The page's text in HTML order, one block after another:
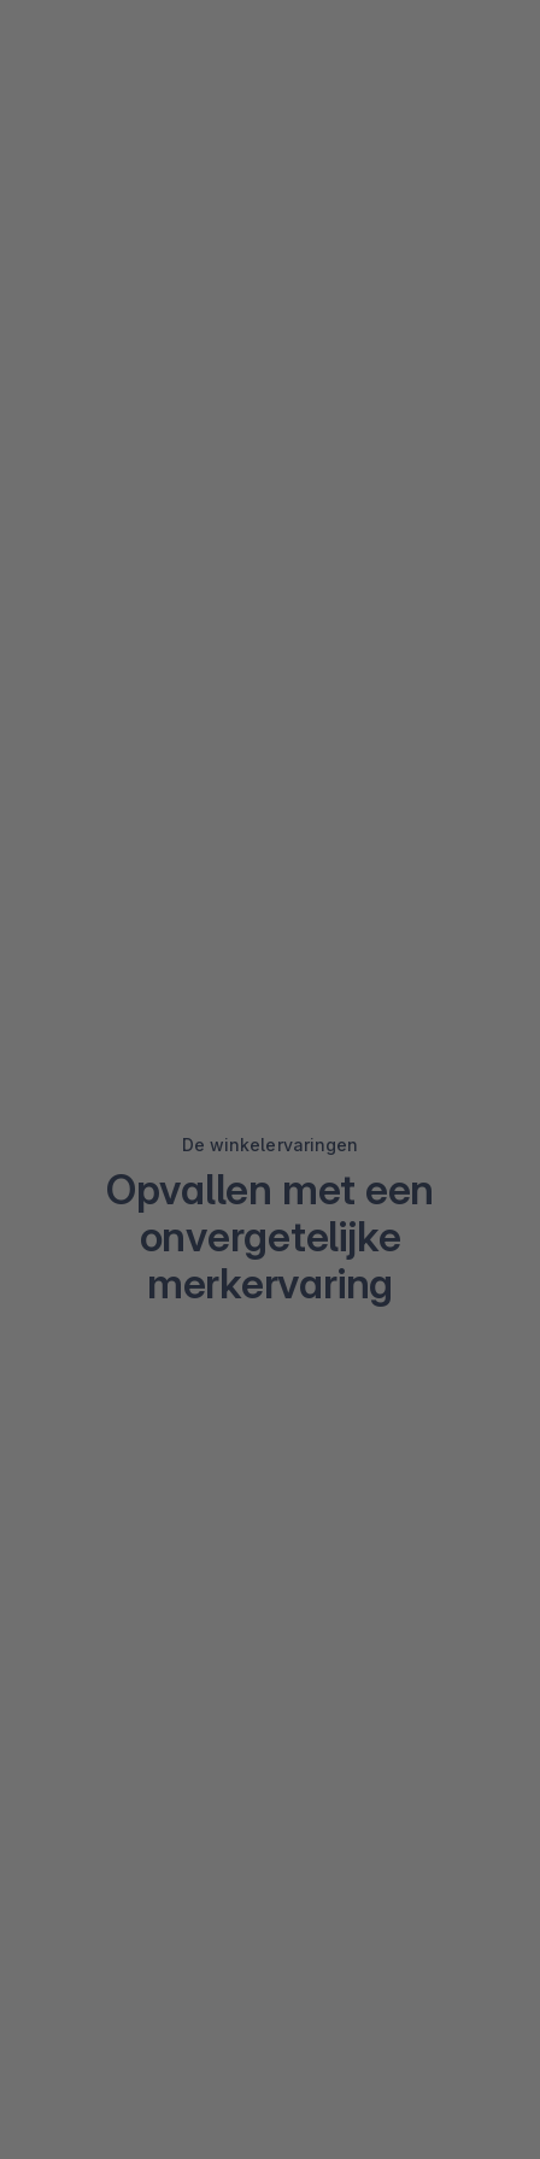
De winkelervaringen
Opvallen met een
onvergetelijke
merkervaring